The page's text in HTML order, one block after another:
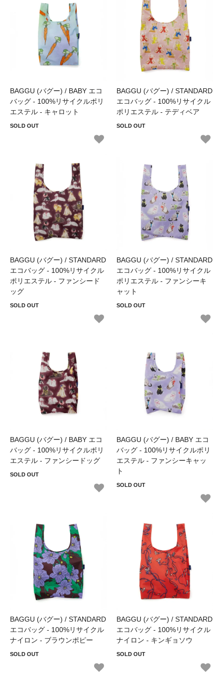
BAGGU (バグー) / BABY エコ
バッグ - 100%リサイクルポリ
エステル - キャロット
SOLD OUT
BAGGU (バグー) / STANDARD
エコバッグ - 100%リサイクル
ポリエステル - テディベア
SOLD OUT
BAGGU (バグー) / STANDARD
エコバッグ - 100%リサイクル
ポリエステル - ファンシード
ッグ
SOLD OUT
BAGGU (バグー) / STANDARD
エコバッグ - 100%リサイクル
ポリエステル - ファンシーキ
ャット
SOLD OUT
BAGGU (バグー) / BABY エコ
バッグ - 100%リサイクルポリ
エステル - ファンシードッグ
SOLD OUT
BAGGU (バグー) / BABY エコ
バッグ - 100%リサイクルポリ
エステル - ファンシーキャッ
ト
SOLD OUT
BAGGU (バグー) / STANDARD
エコバッグ - 100%リサイクル
ナイロン - ブラウンポピー
SOLD OUT
BAGGU (バグー) / STANDARD
エコバッグ - 100%リサイクル
ナイロン - キンギョソウ
SOLD OUT